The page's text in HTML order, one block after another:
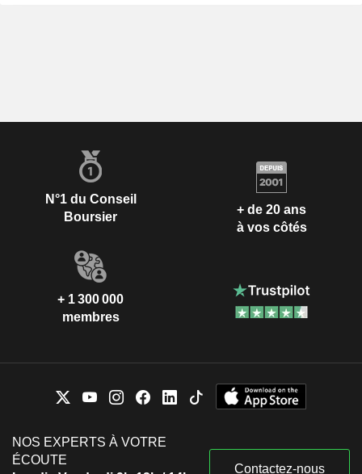
N°1 du Conseil
Boursier
+ de 20 ans
à vos côtés
+ 1 300 000
membres
NOS EXPERTS À VOTRE
ÉCOUTE
Contactez-nous